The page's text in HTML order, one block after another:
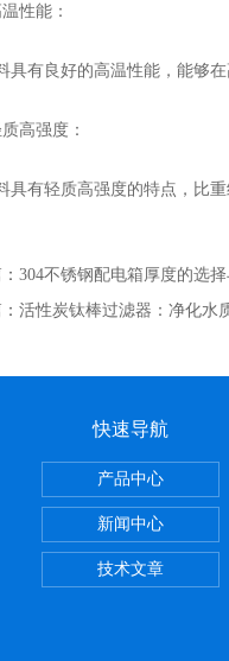
性能：
良好的高温性能，能够在
强度：
轻质高强度的特点，比重
304不锈钢配电箱厚度的选
活性炭钛棒过滤器：净化水
器
快速导航
产品中心
新闻中心
技术文章